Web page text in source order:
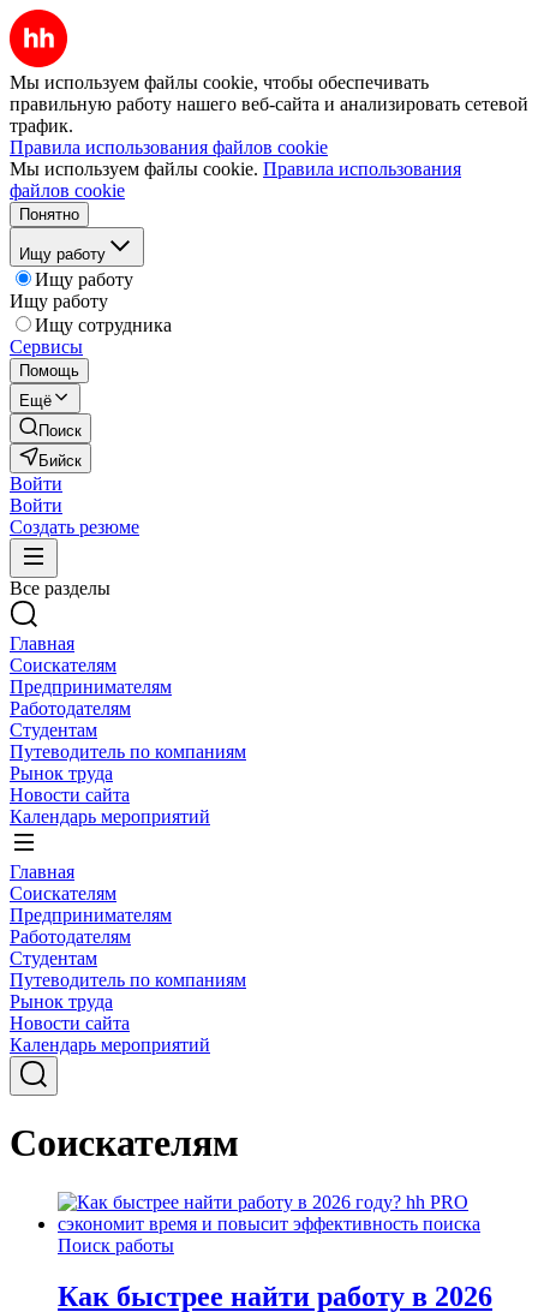
Мы используем файлы cookie, чтобы обеспечивать
правильную работу нашего веб-сайта и анализировать сетевой
трафик.
Правила использования файлов cookie
Мы используем файлы cookie. Правила использования
файлов cookie
Понятно
Ищу работу
Ищу работу
Ищу работу
Ищу сотрудника
Сервисы
Помощь
Ещё
Поиск
Бийск
Войти
Войти
Создать резюме
Все разделы
Главная
Соискателям
Предпринимателям
Работодателям
Студентам
Путеводитель по компаниям
Рынок труда
Новости сайта
Календарь мероприятий
Главная
Соискателям
Предпринимателям
Работодателям
Студентам
Путеводитель по компаниям
Рынок труда
Новости сайта
Календарь мероприятий
Соискателям
Поиск работы
Как быстрее найти работу в 2026